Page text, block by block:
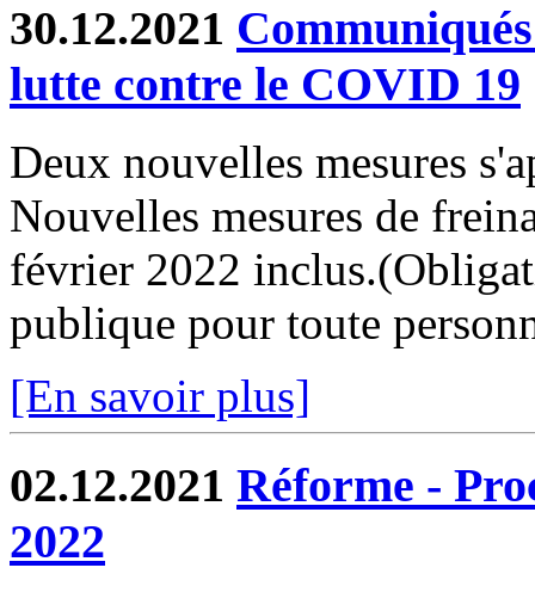
30.12.2021
lutte contre le COVID 19
Deux nouvelles mesures
Nouvelles mesures de
février 2022
publique pour toute
[En savoir plus]
02.12.2021 Réforme -
2022